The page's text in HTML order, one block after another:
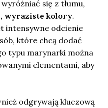
się z tłumu,
wyraziste kolory.
intensywne odcienie
które chcą dodać
typu marynarki można
elementami, aby
odgrywają kluczową